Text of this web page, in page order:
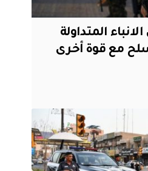
المتداولة
مع قوة أخرى